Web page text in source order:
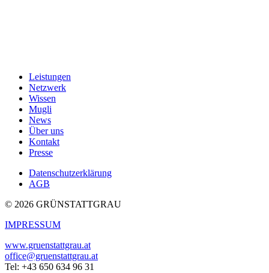
Leistungen
Netzwerk
Wissen
Mugli
News
Über uns
Kontakt
Presse
Datenschutzerklärung
AGB
© 2026 GRÜNSTATTGRAU
IMPRESSUM
www.gruenstattgrau.at
office@gruenstattgrau.at
Tel: +43 650 634 96 31